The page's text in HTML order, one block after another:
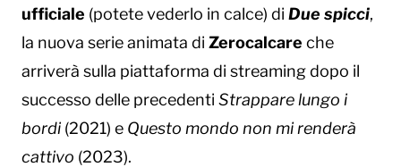
ufficiale (potete vederlo in calce) di Due spicci,
la nuova serie animata di Zerocalcare che
arriverà sulla piattaforma di streaming dopo il
successo delle precedenti Strappare lungo i
bordi (2021) e Questo mondo non mi renderà
cattivo (2023).